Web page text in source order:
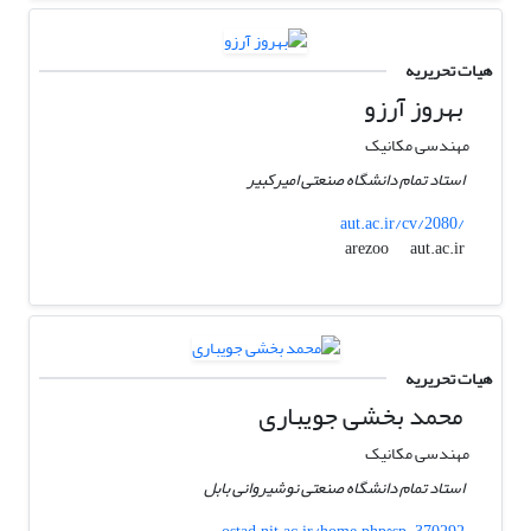
هیات تحریریه
بهروز آرزو
مهندسی مکانیک
استاد تمام دانشگاه صنعتی امیرکبیر
aut.ac.ir/cv/2080/
arezoo
aut.ac.ir
هیات تحریریه
محمد بخشی جویباری
مهندسی مکانیک
استاد تمام دانشگاه صنعتی نوشیروانی بابل